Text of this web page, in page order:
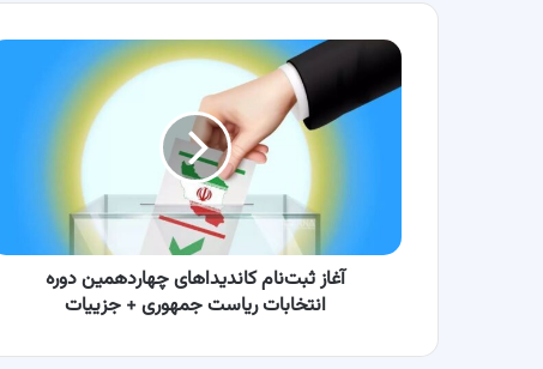
آغاز
ثبت‌نام
کاندیداهای
چهاردهمین
+
آغاز ثبت‌نام کاندیداهای چهاردهمین دوره
انتخابات ریاست جمهوری + جزییات